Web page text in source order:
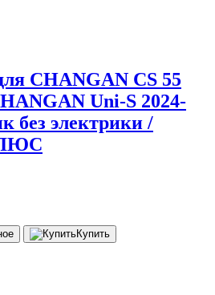
CHANGAN CS 55
Uni-S 2024-
без электрики /
Купить